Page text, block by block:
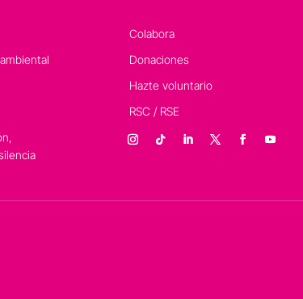
Colabora
Donaciones
Hazte voluntario
RSC / RSE